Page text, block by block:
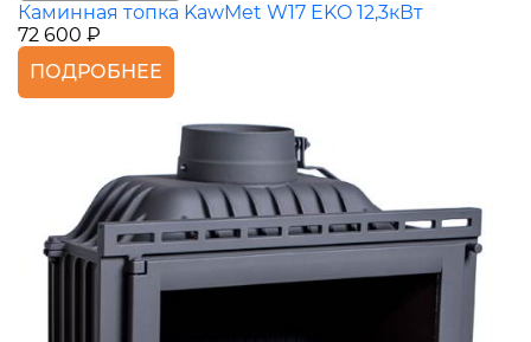
Каминная топка KawMet W17 EKO 12,3кВт
72 600 ₽
ПОДРОБНЕЕ